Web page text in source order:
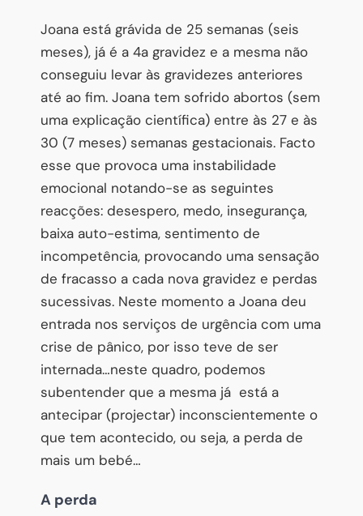
Joana está grávida de 25 semanas (seis
meses), já é a 4a gravidez e a mesma não
conseguiu levar às gravidezes anteriores
até ao fim. Joana tem sofrido abortos (sem
uma explicação científica) entre às 27 e às
30 (7 meses) semanas gestacionais. Facto
esse que provoca uma instabilidade
emocional notando-se as seguintes
reacções: desespero, medo, insegurança,
baixa auto-estima, sentimento de
incompetência, provocando uma sensação
de fracasso a cada nova gravidez e perdas
sucessivas. Neste momento a Joana deu
entrada nos serviços de urgência com uma
crise de pânico, por isso teve de ser
internada…neste quadro, podemos
subentender que a mesma já está a
antecipar (projectar) inconscientemente o
que tem acontecido, ou seja, a perda de
mais um bebé…
A perda